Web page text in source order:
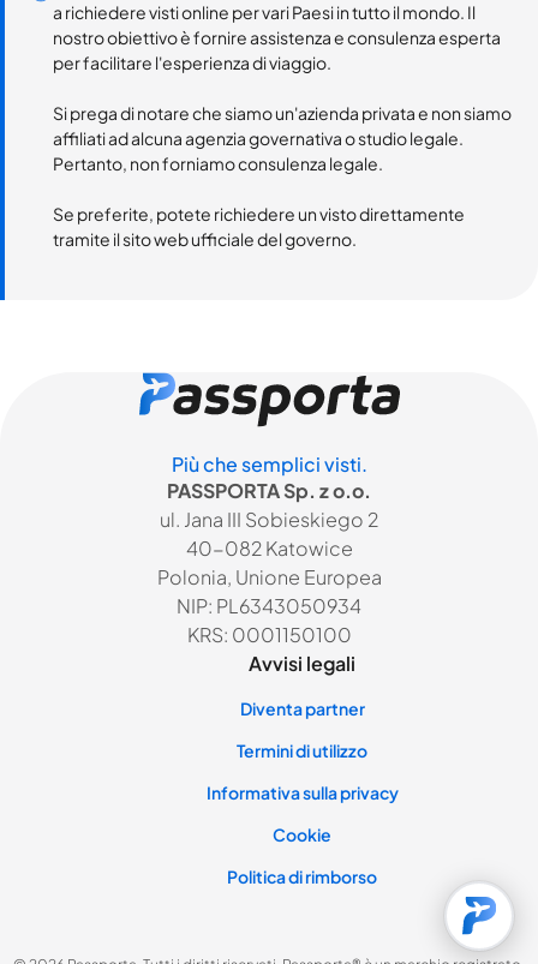
a richiedere visti online per vari Paesi in tutto il mondo. Il
nostro obiettivo è fornire assistenza e consulenza esperta
per facilitare l'esperienza di viaggio.
Si prega di notare che siamo un'azienda privata e non siamo
affiliati ad alcuna agenzia governativa o studio legale.
Pertanto, non forniamo consulenza legale.
Se preferite, potete richiedere un visto direttamente
tramite il sito web ufficiale del governo.
Più che semplici visti.
PASSPORTA Sp. z o.o.
ul. Jana III Sobieskiego 2
40-082 Katowice
Polonia, Unione Europea
NIP: PL6343050934
KRS: 0001150100
Avvisi legali
Diventa partner
Termini di utilizzo
Informativa sulla privacy
Cookie
Politica di rimborso